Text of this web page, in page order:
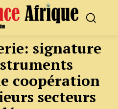
signature
coopération
secteurs